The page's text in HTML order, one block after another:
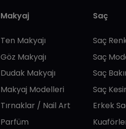
Makyaj
Ten Makyajı
Göz Makyajı
Dudak Makyajı
Makyaj Modelleri
Tırnaklar / Nail Art
Parfüm
Saç
Saç
Saç
Saç
Saç
Erkek